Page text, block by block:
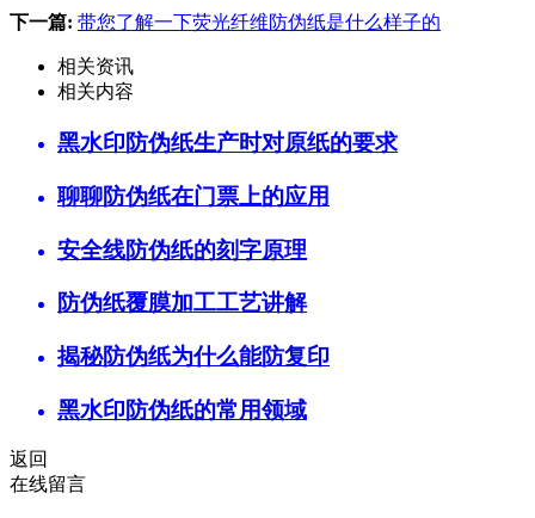
下一篇: 带您了解一下荧光纤维防伪纸是什么样子的
相关资讯
相关内容
黑水印防伪纸生产时对原纸的要求
聊聊防伪纸在门票上的应用
安全线防伪纸的刻字原理
防伪纸覆膜加工工艺讲解
揭秘防伪纸为什么能防复印
黑水印防伪纸的常用领域
返回
在线留言